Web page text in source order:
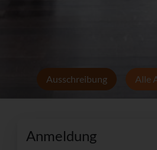
Ausschreibung Alle
Anmeldung